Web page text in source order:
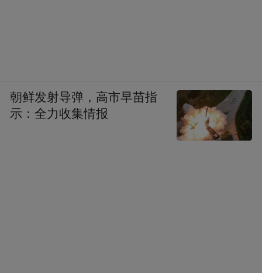
朝鲜发射导弹，高市早苗指
示：全力收集情报